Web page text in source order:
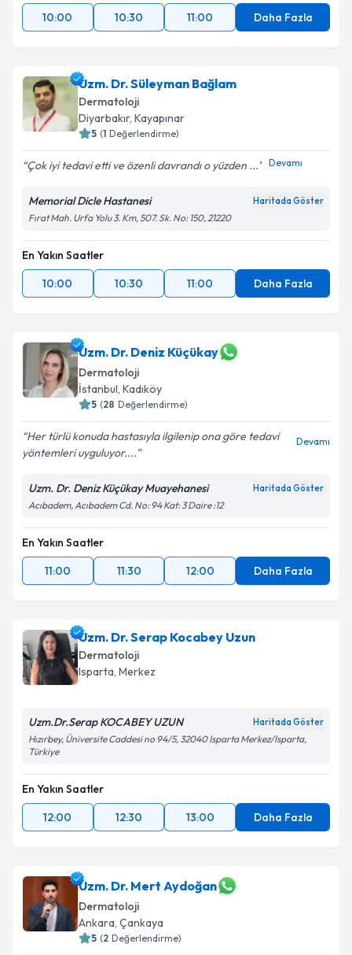
10:00 10:30 11:00 Daha Fazla
Uzm. Dr. Süleyman Bağlam
Dermatoloji
Diyarbakır, Kayapınar
5 (1 Değerlendirme)
Çok iyi tedavi etti ve özenli davrandı o yüzden ... Devamı
Memorial Dicle Hastanesi Haritada Göster
Fırat Mah. Urfa Yolu 3. Km, 507. Sk. No: 150, 21220
En Yakın Saatler
10:00
10:30 11:00 Daha Fazla
Uzm. Dr. Deniz Küçükay
Dermatoloji
İstanbul, Kadıköy
5 (28 Değerlendirme)
Her türlü konuda hastasıyla ilgilenip ona göre tedavi
yöntemleri uyguluyor....
Devamı
Uzm. Dr. Deniz Küçükay Muayehanesi Haritada Göster
Acıbadem, Acıbadem Cd. No: 94 Kat: 3 Daire :12
En Yakın Saatler
11:00
11:30 12:00 Daha Fazla
Uzm. Dr. Serap Kocabey Uzun
Dermatoloji
Isparta, Merkez
Uzm.Dr.Serap KOCABEY UZUN Haritada Göster
Hızırbey, Üniversite Caddesi no 94/5, 32040 Isparta Merkez/Isparta,
Türkiye
En Yakın Saatler
12:00
12:30 13:00 Daha Fazla
Uzm. Dr. Mert Aydoğan
Dermatoloji
Ankara, Çankaya
5 (2 Değerlendirme)